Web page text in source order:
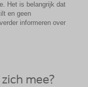
Het is belangrijk dat
en geen
informeren over
mee?